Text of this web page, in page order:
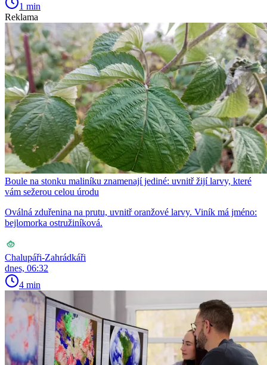
1 min
Reklama
Boule na stonku maliníku znamenají jediné: uvnitř žijí larvy, které
vám sežerou celou úrodu
Oválná zduřenina na prutu, uvnitř oranžové larvy. Viník má jméno:
bejlomorka ostružiníková.
Chalupáři-Zahrádkáři
dnes, 06:32
4 min